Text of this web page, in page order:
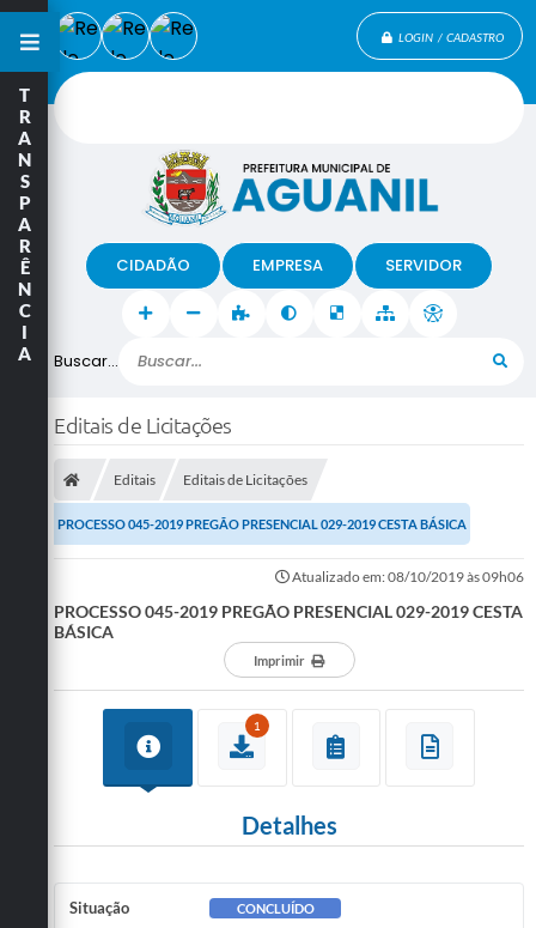
LOGIN / CADASTRO
Buscar...
CIDADÃO EMPRESA SERVIDOR
T
R
A
N
S
P
A
R
Ê
N
C
I
A
Editais de Licitações
Editais Editais de Licitações
PROCESSO 045-2019 PREGÃO PRESENCIAL 029-2019 CESTA BÁSICA
Atualizado em: 08/10/2019 às 09h06
PROCESSO 045-2019 PREGÃO PRESENCIAL 029-2019 CESTA
BÁSICA
Imprimir
1
Detalhes
Situação CONCLUÍDO